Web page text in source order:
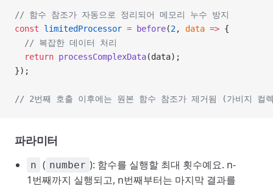
// 함수 참조가 자동으로 정리되어 메모리 누수 방지
const limitedProcessor = before(2, data => {
  // 복잡한 데이터 처리
  return
processComplexData(data);
});
// 2번째 호출 이후에는 원본 함수 참조가 제거됨 (가비지 컬
파라미터
n ( number ): 함수를 실행할 최대 횟수예요. n-
1번째까지 실행되고, n번째부터는 마지막 결과를